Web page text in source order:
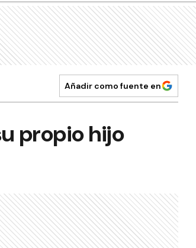
Añadir como fuente en
propio hijo